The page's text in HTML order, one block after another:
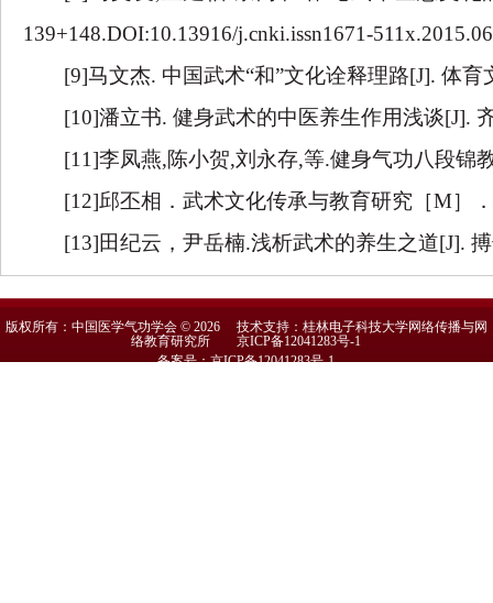
139+148.DOI:10.13916/j.cnki.issn1671-
[9]马文杰. 中国武术“和”文化诠释理路[J]. 体
[10]潘立书. 健身武术的中医养生作用浅谈[J].
[11]李凤燕,陈小贺,刘永存,等.健身气功八段锦
[12]邱丕相．武术文化传承与教育研究［M］
[13]田纪云，尹岳楠.浅析武术的养生之道[J].
版权所有：中国医学气功学会 © 2026 技术支持：桂林电子科技大学网络传播与网
络教育研究所京ICP备12041283号-1
备案号：京ICP备12041283号-1